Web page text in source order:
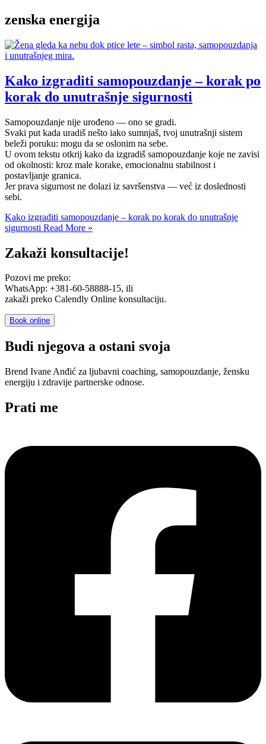
zenska energija
Kako izgraditi samopouzdanje – korak po
korak do unutrašnje sigurnosti
Samopouzdanje nije urođeno — ono se gradi.
Svaki put kada uradiš nešto iako sumnjaš, tvoj unutrašnji sistem
beleži poruku: mogu da se oslonim na sebe.
U ovom tekstu otkrij kako da izgradiš samopouzdanje koje ne zavisi
od okolnosti: kroz male korake, emocionalnu stabilnost i
postavljanje granica.
Jer prava sigurnost ne dolazi iz savršenstva — već iz doslednosti
sebi.
Kako izgraditi samopouzdanje – korak po korak do unutrašnje
sigurnosti Read More »
Zakaži konsultacije!
Pozovi me preko:
WhatsApp: +381-60-58888-15, ili
zakaži preko Calendly Online konsultaciju.
Book online
Budi njegova a ostani svoja
Brend Ivane Anđić za ljubavni coaching, samopouzdanje, žensku
energiju i zdravije partnerske odnose.
Prati me